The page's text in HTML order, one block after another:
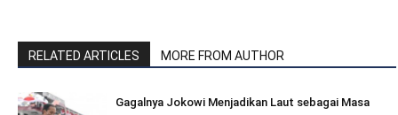
RELATED ARTICLES MORE FROM AUTHOR
Gagalnya Jokowi Menjadikan Laut sebagai Masa